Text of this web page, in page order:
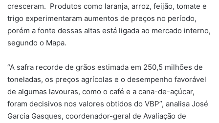
cresceram. Produtos como laranja, arroz, feijão, tomate e
trigo experimentaram aumentos de preços no período,
porém a fonte dessas altas está ligada ao mercado interno,
segundo o Mapa.
“A safra recorde de grãos estimada em 250,5 milhões de
toneladas, os preços agrícolas e o desempenho favorável
de algumas lavouras, como o café e a cana-de-açúcar,
foram decisivos nos valores obtidos do VBP”, analisa José
Garcia Gasques, coordenador-geral de Avaliação de